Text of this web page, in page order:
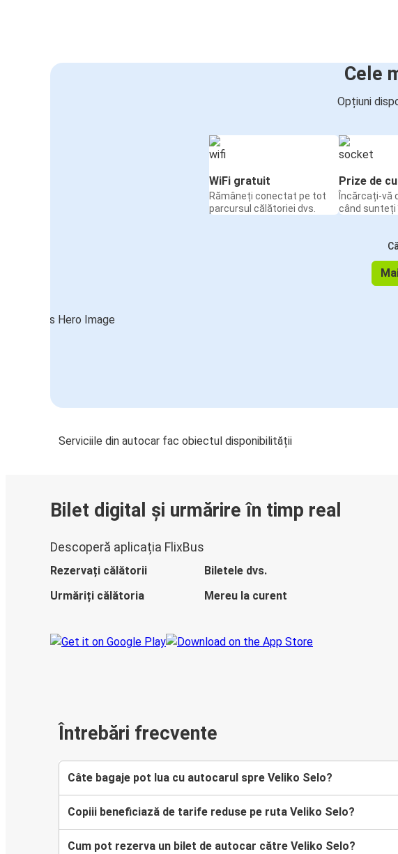
Cele
Opțiuni
WiFi gratuit
Rămâneți conectat pe tot
parcursul călătoriei dvs.
Prize de
Încărcați-vă
când sunteți
Serviciile din autocar fac obiectul disponibilității
Bilet digital și urmărire în timp real
Descoperă aplicația FlixBus
Rezervați călătorii
Biletele dvs.
Urmăriți călătoria
Mereu la curent
Întrebări frecvente
Câte bagaje pot lua cu autocarul spre Veliko Selo?
Copiii beneficiază de tarife reduse pe ruta Veliko Selo?
Cum pot rezerva un bilet de autocar către Veliko Selo?